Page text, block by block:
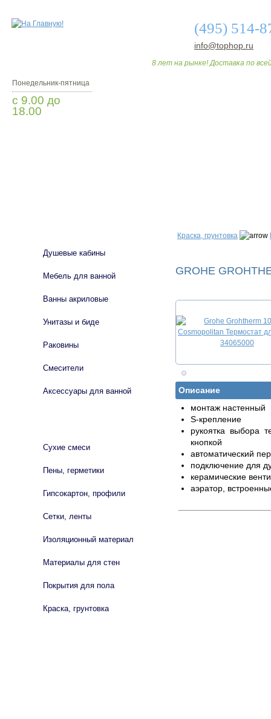
(495) 514-
info@tophop.ru
8 лет на рынке! Доставка по
Понедельник-пятница
с 9.00 до
18.00
Краска, грунтовка
GROHE
Описание
монтаж настенный
S-крепление
рукоятка выбора
кнопкой
автоматический
подключение для
керамические
аэратор,
Душевые кабины
Мебель для ванной
Ванны акриловые
Унитазы и биде
Раковины
Смесители
Аксессуары для ванной
Сухие смеси
Пены, герметики
Гипсокартон, профили
Сетки, ленты
Изоляционный материал
Материалы для стен
Покрытия для пола
Краска, грунтовка